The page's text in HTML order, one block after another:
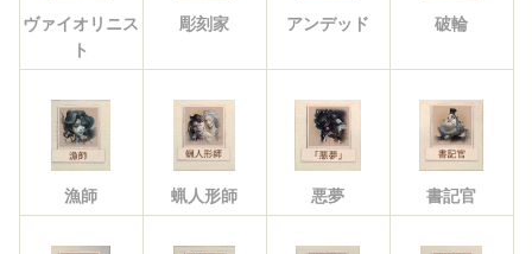
ヴァイオリニス
ト
彫刻家 アンデッド 破輪
漁師 蝋人形師 悪夢 書記官